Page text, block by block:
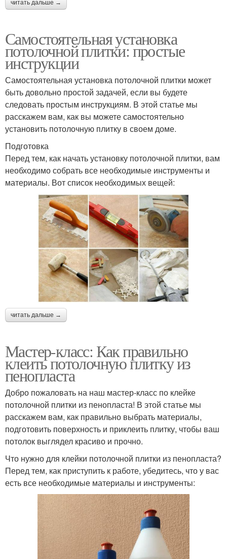
читать дальше →
Самостоятельная установка
потолочной плитки: простые
инструкции
Самостоятельная установка потолочной плитки может
быть довольно простой задачей, если вы будете
следовать простым инструкциям. В этой статье мы
расскажем вам, как вы можете самостоятельно
установить потолочную плитку в своем доме.
Подготовка
Перед тем, как начать установку потолочной плитки, вам
необходимо собрать все необходимые инструменты и
материалы. Вот список необходимых вещей:
читать дальше →
Мастер-класс: Как правильно
клеить потолочную плитку из
пенопласта
Добро пожаловать на наш мастер-класс по клейке
потолочной плитки из пенопласта! В этой статье мы
расскажем вам, как правильно выбрать материалы,
подготовить поверхность и приклеить плитку, чтобы ваш
потолок выглядел красиво и прочно.
Что нужно для клейки потолочной плитки из пенопласта?
Перед тем, как приступить к работе, убедитесь, что у вас
есть все необходимые материалы и инструменты: